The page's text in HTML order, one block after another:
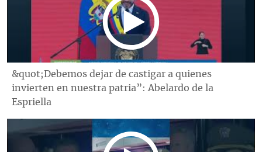
&quot;Debemos dejar de castigar a quienes
invierten en nuestra patria”: Abelardo de la
Espriella